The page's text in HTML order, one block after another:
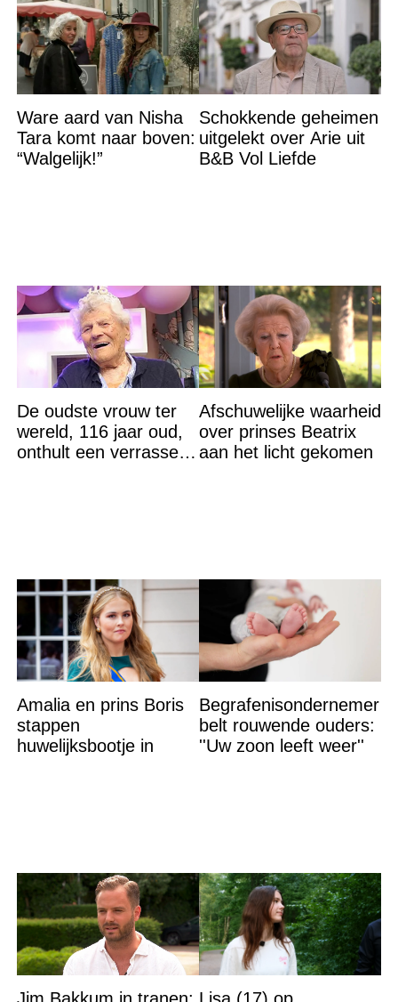
Ware aard van Nisha
Tara komt naar boven:
“Walgelijk!”
Schokkende geheimen
uitgelekt over Arie uit
B&B Vol Liefde
De oudste vrouw ter
wereld, 116 jaar oud,
onthult een verrassend
Afschuwelijke waarheid
over prinses Beatrix
aan het licht gekomen
Amalia en prins Boris
stappen
huwelijksbootje in
Begrafenisondernemer
belt rouwende ouders:
''Uw zoon leeft weer''